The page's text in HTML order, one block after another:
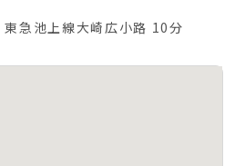
東急池上線大崎広小路 10分